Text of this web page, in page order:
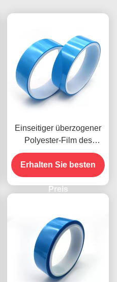
Einseitiger überzogener
Polyester-Film des
Hitzentwicklungs-Band-
0.135mm zog sich zurück
Erhalten Sie besten
Preis